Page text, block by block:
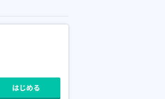
はじめる